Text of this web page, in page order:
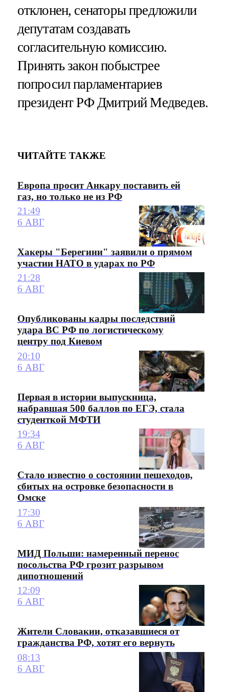
отклонен, сенаторы предложили
депутатам создавать
согласительную комиссию.
Принять закон побыстрее
попросил парламентариев
президент РФ Дмитрий Медведев.
ЧИТАЙТЕ ТАКЖЕ
Европа просит Анкару поставить ей
газ, но только не из РФ
21:49
6 АВГ
Хакеры "Берегини" заявили о прямом
участии НАТО в ударах по РФ
21:28
6 АВГ
Опубликованы кадры последствий
удара ВС РФ по логистическому
центру под Киевом
20:10
6 АВГ
Первая в истории выпускница,
набравшая 500 баллов по ЕГЭ, стала
студенткой МФТИ
19:34
6 АВГ
Стало известно о состоянии пешеходов,
сбитых на островке безопасности в
Омске
17:30
6 АВГ
МИД Польши: намеренный перенос
посольства РФ грозит разрывом
дипотношений
12:09
6 АВГ
Жители Словакии, отказавшиеся от
гражданства РФ, хотят его вернуть
08:13
6 АВГ